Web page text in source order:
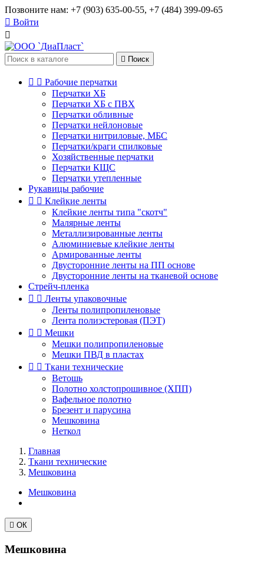
Позвоните нам: +7 (903) 635-00-55, +7 (484) 399-09-65
 Войти

 Поиск
  Рабочие перчатки
Перчатки ХБ
Перчатки ХБ с ПВХ
Перчатки обливные
Перчатки нейлоновые
Перчатки нитриловые, МБС
Перчатки/краги спилковые
Хозяйственные перчатки
Перчатки КЩС
Перчатки утепленные
Рукавицы рабочие
  Клейкие ленты
Клейкие ленты типа "скотч"
Малярные ленты
Металлизированные ленты
Алюминиевые клейкие ленты
Армированные ленты
Двусторонние ленты на ПП основе
Двусторонние ленты на тканевой основе
Стрейч-пленка
  Ленты упаковочные
Ленты полипропиленовые
Лента полиэстеровая (ПЭТ)
  Мешки
Мешки полипропиленовые
Мешки ПВД в пластах
  Ткани технические
Ветошь
Полотно холстопрошивное (ХПП)
Вафельное полотно
Брезент и парусина
Мешковина
Неткол
Главная
Ткани технические
Мешковина
Мешковина
 ОК
Мешковина